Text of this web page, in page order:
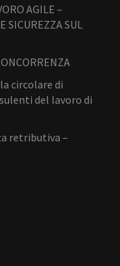
AGILE –
SICUREZZA SUL
circolare di
del lavoro di
retributiva –